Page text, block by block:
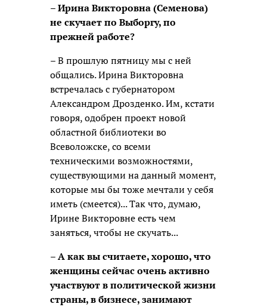
– Ирина Викторовна (Семенова)
не скучает по Выборгу, по
прежней работе?
– В прошлую пятницу мы с ней
общались. Ирина Викторовна
встречалась с губернатором
Александром Дрозденко. Им, кстати
говоря, одобрен проект новой
областной библиотеки во
Всеволожске, со всеми
техническими возможностями,
существующими на данный момент,
которые мы бы тоже мечтали у себя
иметь (смеется)... Так что, думаю,
Ирине Викторовне есть чем
заняться, чтобы не скучать...
– А как вы считаете, хорошо, что
женщины сейчас очень активно
участвуют в политической жизни
страны, в бизнесе, занимают